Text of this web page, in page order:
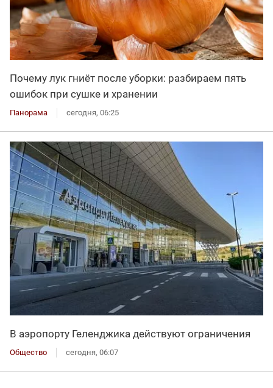
Почему лук гниёт после уборки: разбираем пять
ошибок при сушке и хранении
Панорама сегодня, 06:25
В аэропорту Геленджика действуют ограничения
Общество сегодня, 06:07